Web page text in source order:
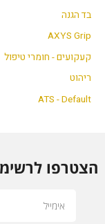
בד הגנה
AXYS Grip
קעקועים - חומרי טיפול
ריהוט
ATS - Default
הצטרפו